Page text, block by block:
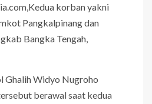
korban yakni
Pangkalpinang dan
Bangka Tengah,
Ghalih Widyo Nugroho
berawal saat kedua